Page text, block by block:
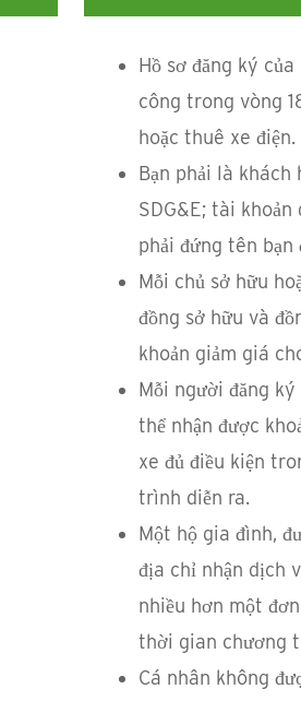
Hồ sơ đăng ký
công trong vòng
hoặc thuê xe điện.
Bạn phải là khách
SDG&E; tài
phải đứng tên bạn
Mỗi chủ sở hữu
đồng sở hữu và
khoản giảm giá
Mỗi người đăng
thể nhận được
xe đủ điều kiện
trình diễn ra.
Một hộ gia đình,
địa chỉ nhận dịch
nhiều hơn một
thời gian chương
Cá nhân không